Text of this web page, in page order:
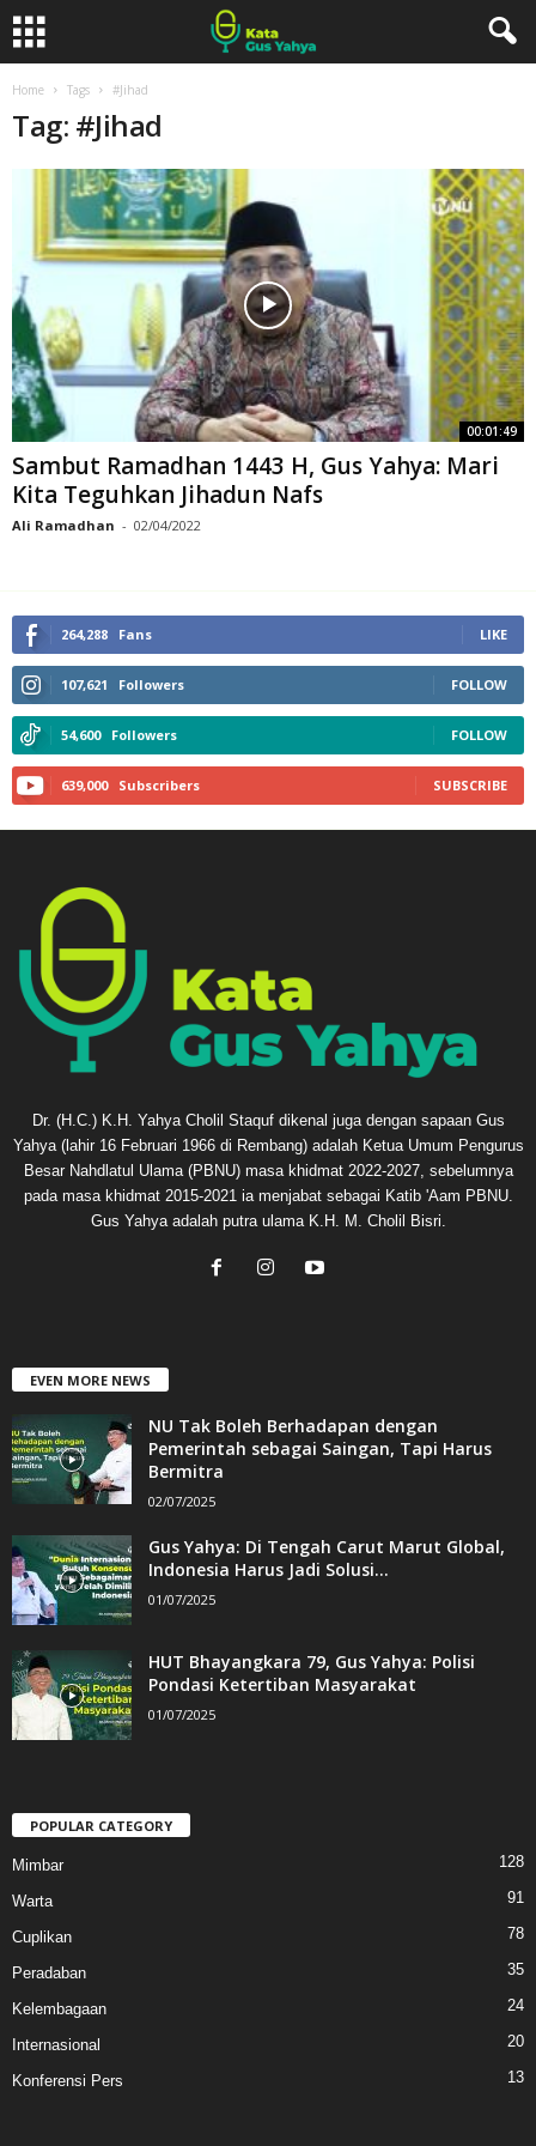
Home Tags #Jihad
Tag: #Jihad
00:01:49
Sambut Ramadhan 1443 H, Gus Yahya: Mari
Kita Teguhkan Jihadun Nafs
Ali Ramadhan - 02/04/2022
264,288 Fans LIKE
107,621 Followers FOLLOW
54,600 Followers FOLLOW
639,000 Subscribers SUBSCRIBE
Dr. (H.C.) K.H. Yahya Cholil Staquf dikenal juga dengan sapaan Gus
Yahya (lahir 16 Februari 1966 di Rembang) adalah Ketua Umum Pengurus
Besar Nahdlatul Ulama (PBNU) masa khidmat 2022-2027, sebelumnya
pada masa khidmat 2015-2021 ia menjabat sebagai Katib 'Aam PBNU.
Gus Yahya adalah putra ulama K.H. M. Cholil Bisri.
EVEN MORE NEWS
NU Tak Boleh Berhadapan dengan
Pemerintah sebagai Saingan, Tapi Harus
Bermitra
02/07/2025
Gus Yahya: Di Tengah Carut Marut Global,
Indonesia Harus Jadi Solusi...
01/07/2025
HUT Bhayangkara 79, Gus Yahya: Polisi
Pondasi Ketertiban Masyarakat
01/07/2025
POPULAR CATEGORY
Mimbar 128
Warta 91
Cuplikan 78
Peradaban 35
Kelembagaan 24
Internasional 20
Konferensi Pers 13